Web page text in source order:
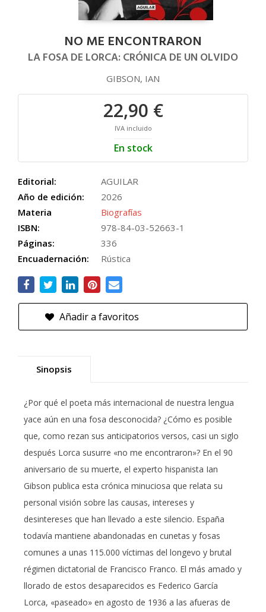
NO ME ENCONTRARON
LA FOSA DE LORCA: CRÓNICA DE UN OLVIDO
GIBSON, IAN
22,90 €
IVA incluido
En stock
Editorial:
AGUILAR
Año de edición:
2026
Materia
Biografías
ISBN:
978-84-03-52663-1
Páginas:
336
Encuadernación:
Rústica
Añadir a favoritos
Sinopsis
¿Por qué el poeta más internacional de nuestra lengua
yace aún en una fosa desconocida? ¿Cómo es posible
que, como rezan sus anticipatorios versos, casi un siglo
después Lorca susurre «no me encontraron»? En el 90
aniversario de su muerte, el experto hispanista Ian
Gibson publica esta crónica minuciosa que relata su
personal visión sobre las causas, intereses y
desintereses que han llevado a este silencio. España
todavía mantiene abandonadas en cunetas y fosas
comunes a unas 115.000 víctimas del longevo y brutal
régimen dictatorial de Francisco Franco. El más amado y
llorado de estos desaparecidos es Federico García
Lorca, «paseado» en agosto de 1936 a las afueras de